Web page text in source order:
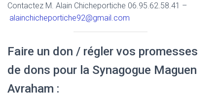
Contactez M. Alain Chicheportiche 06.95.62.58.41 –
alainchicheportiche92@gmail.com
Faire un don / régler vos promesses
de dons pour la Synagogue Maguen
Avraham :